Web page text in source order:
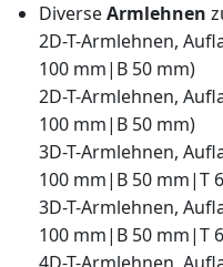
DiverseArmlehnen
2D-T-Armlehnen,
100 mm|B 50 mm)
2D-T-Armlehnen,
100 mm|B 50 mm)
3D-T-Armlehnen,
100 mm|B 50 mm|T
3D-T-Armlehnen,
100 mm|B 50 mm|T